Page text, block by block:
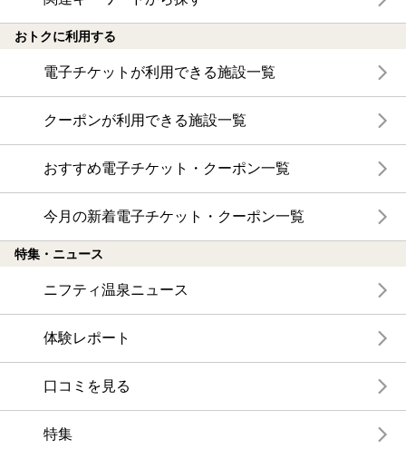
おトクに利用する
電子チケットが利用できる施設一覧
クーポンが利用できる施設一覧
おすすめ電子チケット・クーポン一覧
今月の新着電子チケット・クーポン一覧
特集・ニュース
ニフティ温泉ニュース
体験レポート
口コミを見る
特集